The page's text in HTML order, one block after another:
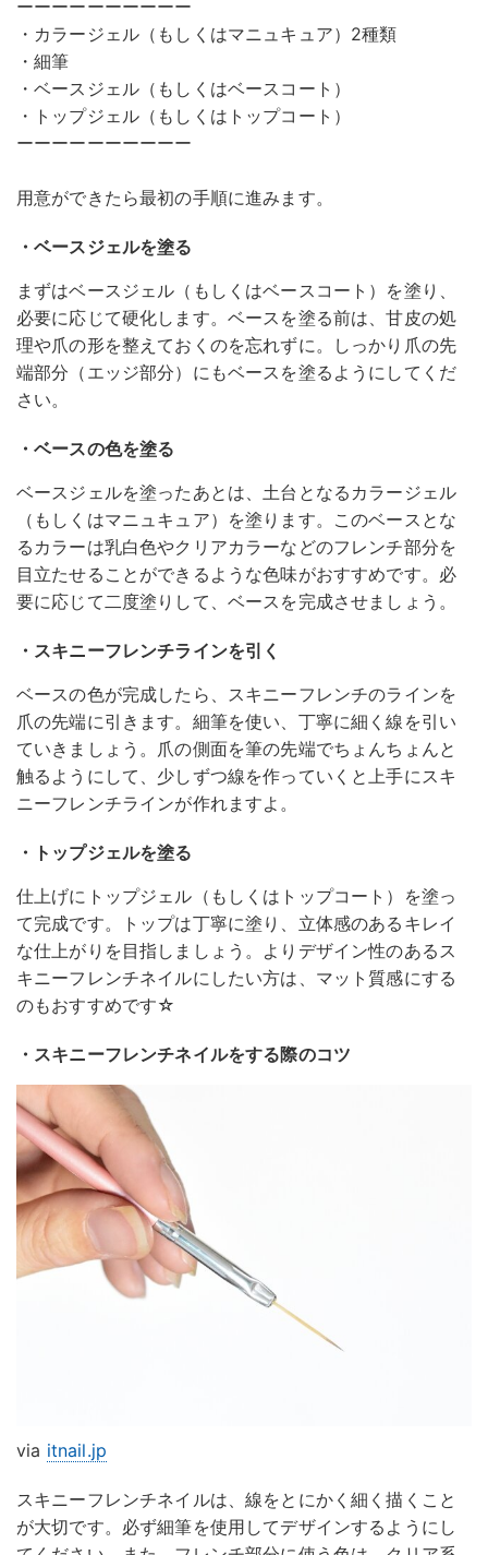
ーーーーーーーーーー
・カラージェル（もしくはマニュキュア）2種類
・細筆
・ベースジェル（もしくはベースコート）
・トップジェル（もしくはトップコート）
ーーーーーーーーーー
用意ができたら最初の手順に進みます。
・ベースジェルを塗る
まずはベースジェル（もしくはベースコート）を塗り、
必要に応じて硬化します。ベースを塗る前は、甘皮の処
理や爪の形を整えておくのを忘れずに。しっかり爪の先
端部分（エッジ部分）にもベースを塗るようにしてくだ
さい。
・ベースの色を塗る
ベースジェルを塗ったあとは、土台となるカラージェル
（もしくはマニュキュア）を塗ります。このベースとな
るカラーは乳白色やクリアカラーなどのフレンチ部分を
目立たせることができるような色味がおすすめです。必
要に応じて二度塗りして、ベースを完成させましょう。
・スキニーフレンチラインを引く
ベースの色が完成したら、スキニーフレンチのラインを
爪の先端に引きます。細筆を使い、丁寧に細く線を引い
ていきましょう。爪の側面を筆の先端でちょんちょんと
触るようにして、少しずつ線を作っていくと上手にスキ
ニーフレンチラインが作れますよ。
・トップジェルを塗る
仕上げにトップジェル（もしくはトップコート）を塗っ
て完成です。トップは丁寧に塗り、立体感のあるキレイ
な仕上がりを目指しましょう。よりデザイン性のあるス
キニーフレンチネイルにしたい方は、マット質感にする
のもおすすめです☆
・スキニーフレンチネイルをする際のコツ
via itnail.jp
スキニーフレンチネイルは、線をとにかく細く描くこと
が大切です。必ず細筆を使用してデザインするようにし